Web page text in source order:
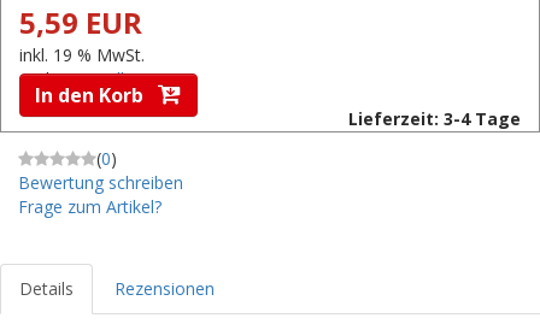
5,59 EUR
inkl. 19 % MwSt.
zzgl.Versandkosten
Lieferzeit: 3-4 Tage
In den Korb
(0)
Bewertung schreiben
Frage zum Artikel?
Details Rezensionen